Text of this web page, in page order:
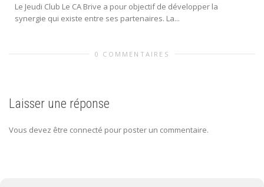
Le Jeudi Club Le CA Brive a pour objectif de développer la
synergie qui existe entre ses partenaires. La...
0 COMMENTAIRES
Laisser une réponse
Vous devez être connecté pour poster un commentaire.